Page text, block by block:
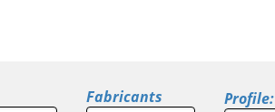
Fabricants Profile: